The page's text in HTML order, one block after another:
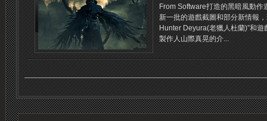
From Software打造的黑暗風動
新一批的遊戲截圖和部分新情報
Hunter Deyura(老獵人杜蘭)”和
製作人山際真晃的介...